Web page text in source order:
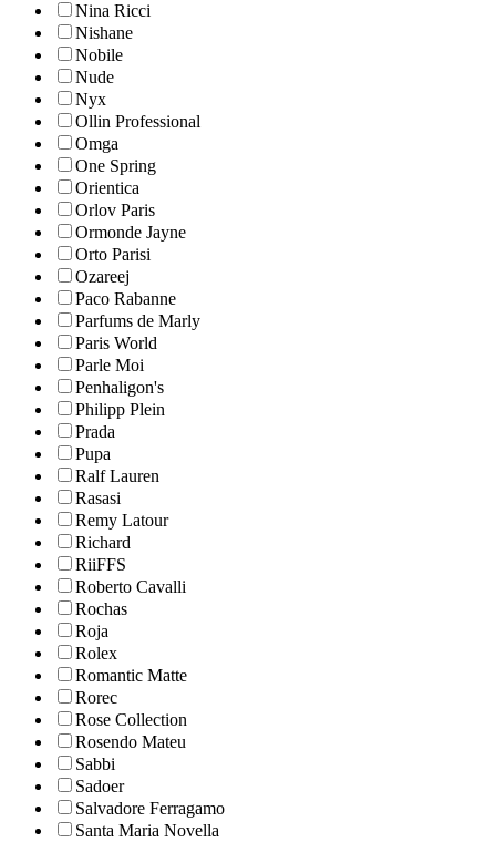
Nina Ricci
Nishane
Nobile
Nude
Nyx
Ollin Professional
Omga
One Spring
Orientica
Orlov Paris
Ormonde Jayne
Orto Parisi
Ozareej
Paco Rabanne
Parfums de Marly
Paris World
Parle Moi
Penhaligon's
Philipp Plein
Prada
Pupa
Ralf Lauren
Rasasi
Remy Latour
Richard
RiiFFS
Roberto Cavalli
Rochas
Roja
Rolex
Romantic Matte
Rorec
Rose Collection
Rosendo Mateu
Sabbi
Sadoer
Salvadore Ferragamo
Santa Maria Novella